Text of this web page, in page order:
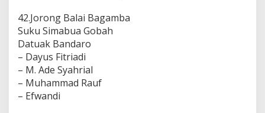
42.Jorong Balai Bagamba
Suku Simabua Gobah
Datuak Bandaro
– Dayus Fitriadi
– M. Ade Syahrial
– Muhammad Rauf
– Efwandi